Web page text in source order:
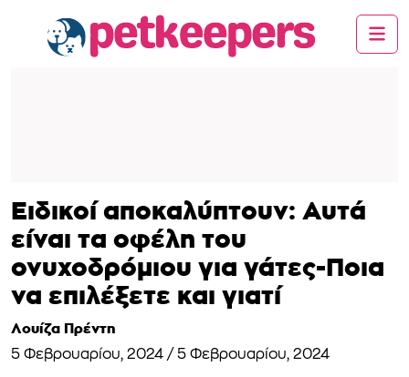
Ειδικοί αποκαλύπτουν: Αυτά
είναι τα οφέλη του
ονυχοδρόμιου για γάτες-Ποια
να επιλέξετε και γιατί
Λουίζα Πρέντη
5 Φεβρουαρίου, 2024 / 5 Φεβρουαρίου, 2024